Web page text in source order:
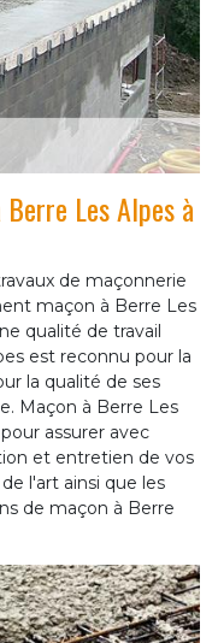
Les Alpes à
de maçonnerie
maçon à Berre Les
qualité de travail
est reconnu pour la
la qualité de ses
Maçon à Berre Les
assurer avec
et entretien de vos
l'art ainsi que les
de maçon à Berre